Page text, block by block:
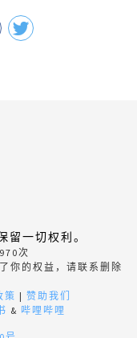
一切权利。
次
你的权益，请联系删除
策 | 赞助我们
& 哔哩哔哩